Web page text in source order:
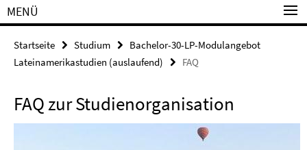
MENÜ
Startseite Studium
Bachelor-30-LP-Modulangebot
Lateinamerikastudien (auslaufend)
FAQ
FAQ zur Studienorganisation